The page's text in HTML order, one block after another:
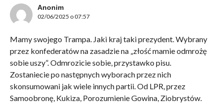
Anonim
02/06/2025 o 07:57
Mamy swojego Trampa. Jaki kraj taki prezydent. Wybrany
przez konfederatów na zasadzie na „złość mamie odmrożę
sobie uszy”. Odmrozicie sobie, przystawko pisu.
Zostaniecie po następnych wyborach przez nich
skonsumowani jak wiele innych partii. Od LPR, przez
Samoobronę, Kukiza, Porozumienie Gowina, Ziobrystów.